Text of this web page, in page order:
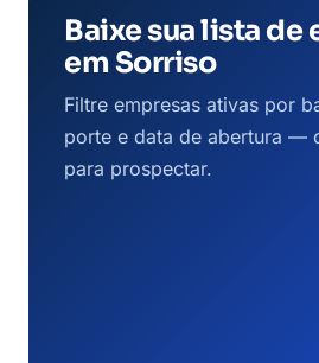
Baixe sua lista de
em Sorriso
Filtre empresas ativas por
porte e data de abertura —
para prospectar.